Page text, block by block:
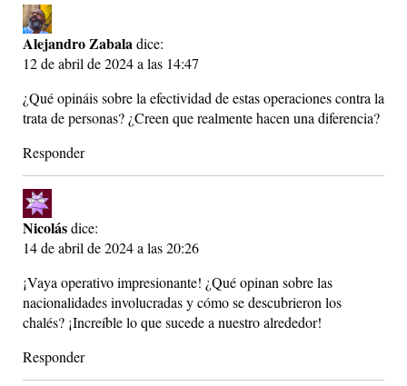
Alejandro Zabaladice:
12 de abril de 2024 a las 14:47
¿Qué opináis sobre la efectividad de estas operaciones contra la
trata de personas? ¿Creen que realmente hacen una diferencia?
Responder
Nicolásdice:
14 de abril de 2024 a las 20:26
¡Vaya operativo impresionante! ¿Qué opinan sobre las
nacionalidades involucradas y cómo se descubrieron los
chalés? ¡Increíble lo que sucede a nuestro alrededor!
Responder